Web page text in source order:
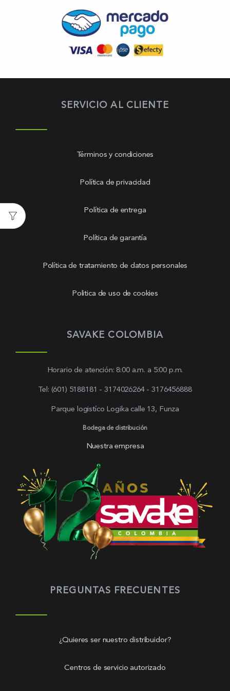
SERVICIO AL CLIENTE
Términos y condiciones
Política de privacidad
Política de entrega
Política de garantía
Política de tratamiento de datos personales
Politica de uso de cookies
SAVAKE COLOMBIA
Horario de atención: 8:00 a.m. a 5:00 p.m.
Tel: (601) 5188181 - 3174026264 - 3176456888
Parque logistíco Logika calle 13, Funza
Bodega de distribución
Nuestra empresa
PREGUNTAS FRECUENTES
¿Quieres ser nuestro distribuidor?
Centros de servicio autorizado